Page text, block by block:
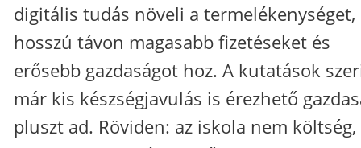
digitális tudás növeli a termelékenységet,
hosszú távon magasabb fizetéseket és
erősebb gazdaságot hoz. A kutatások
már kis készségjavulás is érezhető
pluszt ad. Röviden: az iskola nem költség,